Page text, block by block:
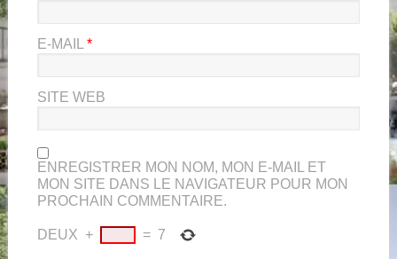
E-MAIL *
SITE WEB
ENREGISTRER MON NOM, MON E-MAIL ET
MON SITE DANS LE NAVIGATEUR POUR MON
PROCHAIN COMMENTAIRE.
DEUX + = 7